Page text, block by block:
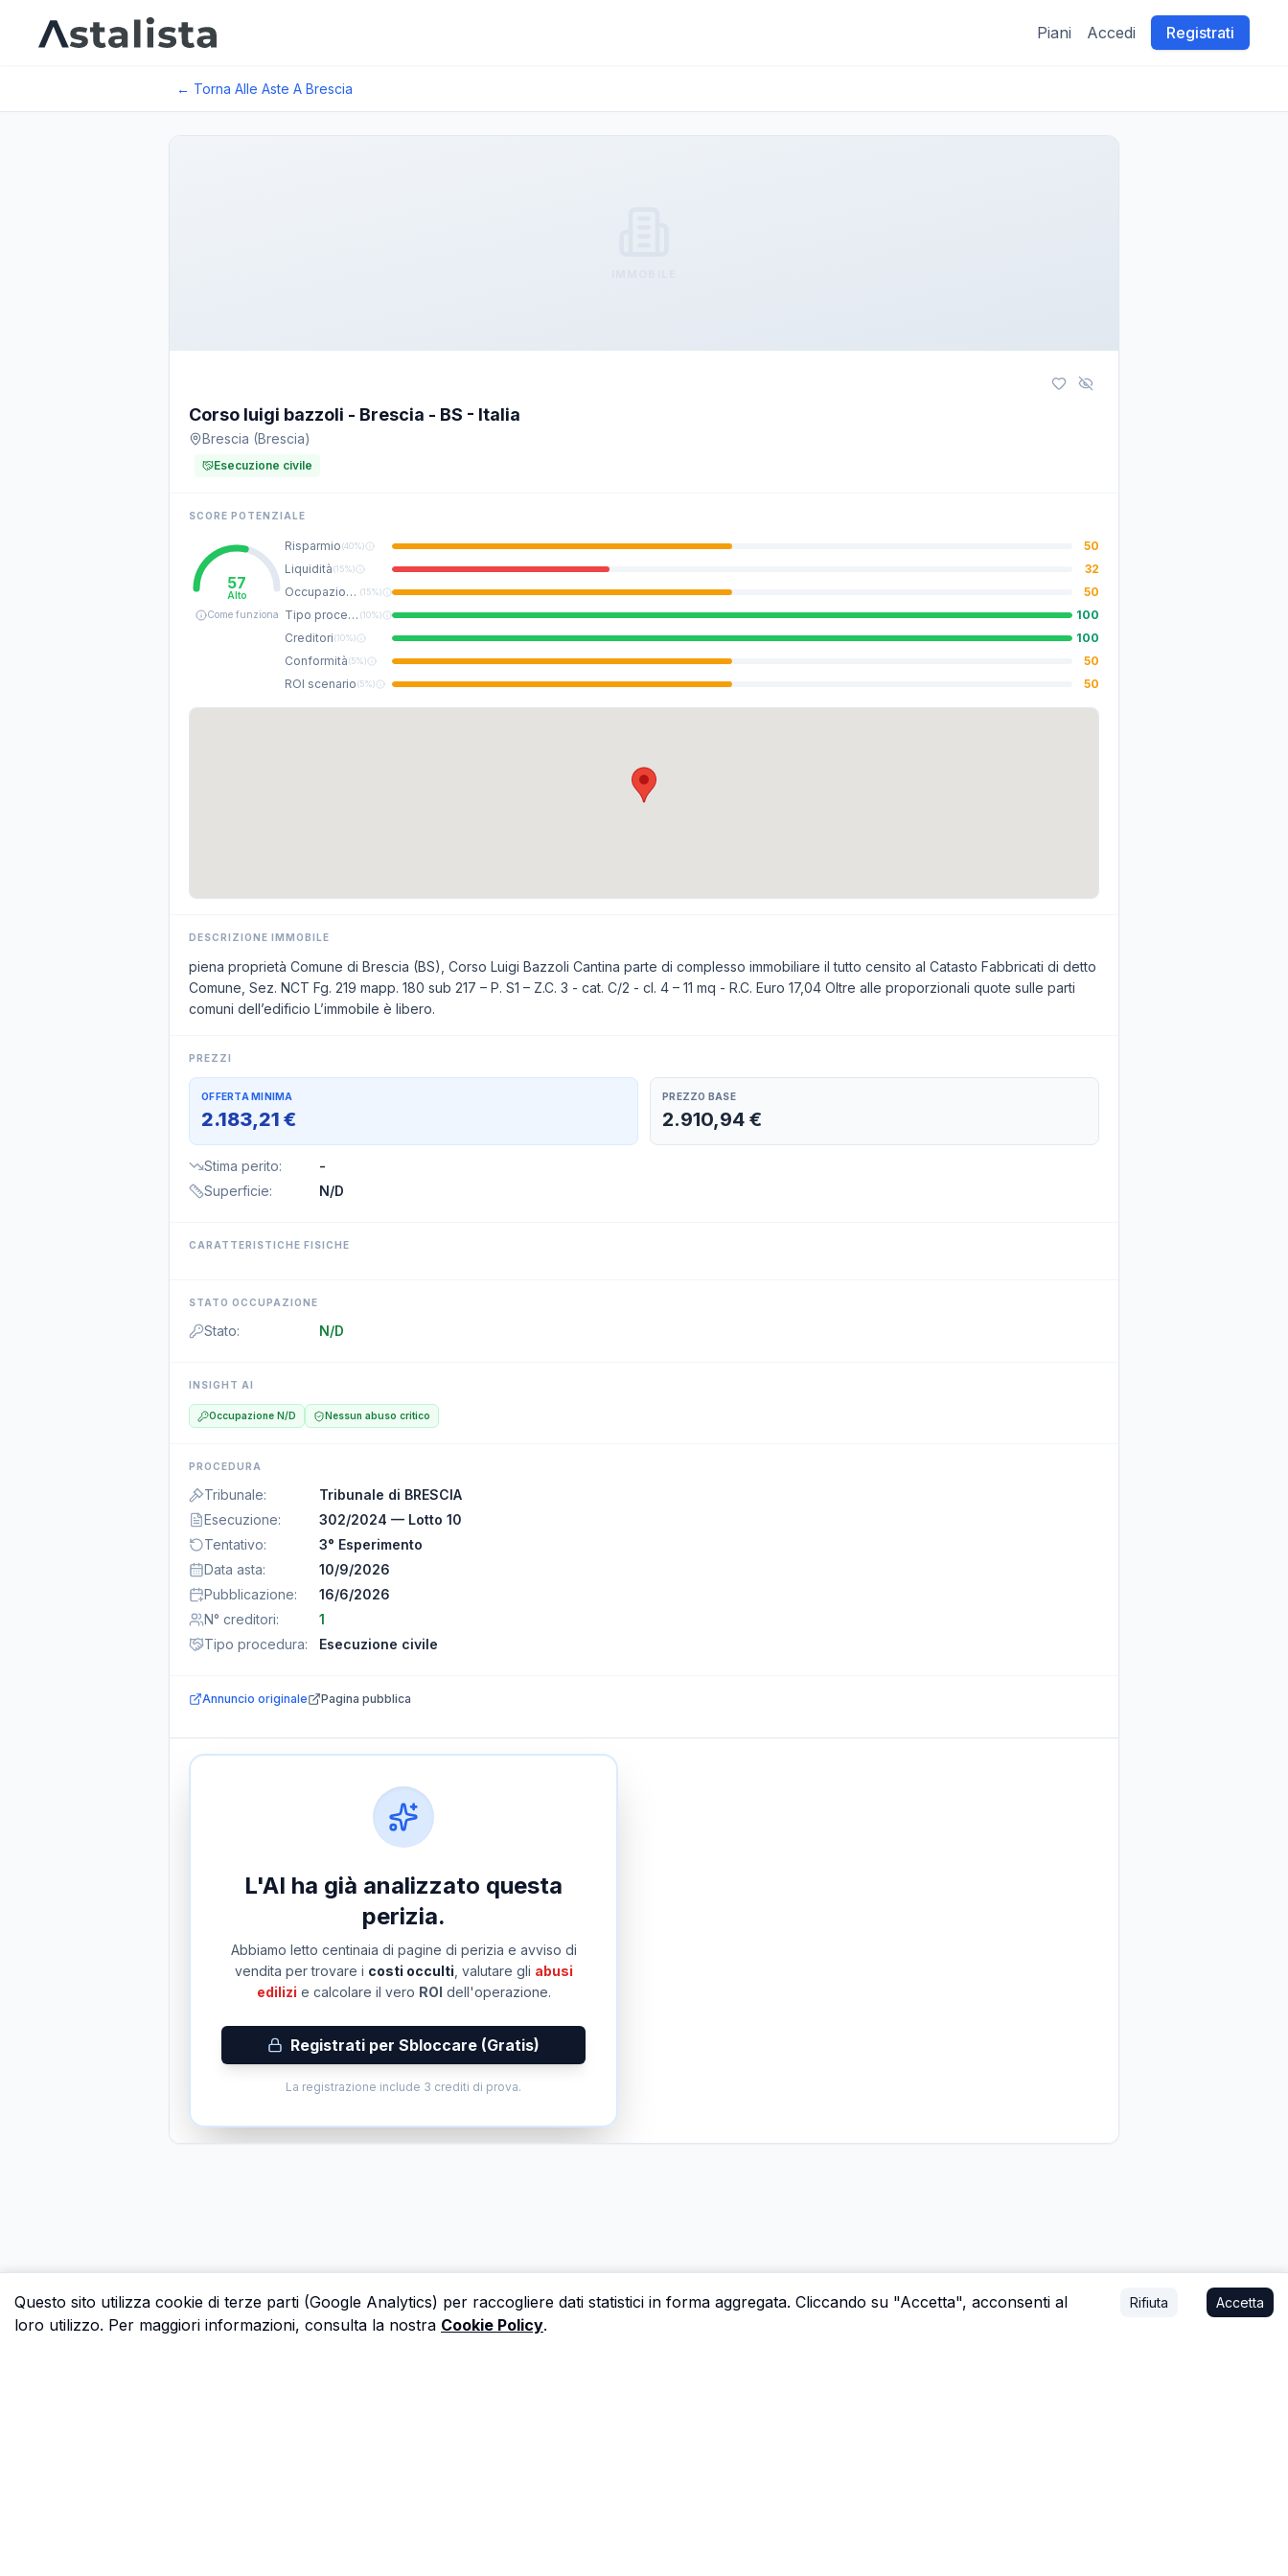
Piani Accedi Registrati
← Torna Alle Aste A Brescia
Corso luigi bazzoli - Brescia - BS - Italia
Brescia (Brescia)
Esecuzione civile
SCORE POTENZIALE
57
Alto
Come funziona
Risparmio(40%)
50
Liquidità(15%)
32
Occupazione (15%)
50
Tipo procedura (10%)
100
Creditori(10%)
100
Conformità(5%)
50
ROI scenario(5%) 50
DESCRIZIONE IMMOBILE
piena proprietà Comune di Brescia (BS), Corso Luigi Bazzoli Cantina parte di complesso immobiliare il tutto censito al Catasto Fabbricati di detto
Comune, Sez. NCT Fg. 219 mapp. 180 sub 217 – P. S1 – Z.C. 3 - cat. C/2 - cl. 4 – 11 mq - R.C. Euro 17,04 Oltre alle proporzionali quote sulle parti
comuni dell’edificio L’immobile è libero.
PREZZI
OFFERTA MINIMA
2.183,21 €
PREZZO BASE
2.910,94 €
Stima perito:
-
Superficie: N/D
CARATTERISTICHE FISICHE
STATO OCCUPAZIONE
Stato: N/D
INSIGHT AI
Occupazione N/D Nessun abuso critico
PROCEDURA
Tribunale:
Tribunale di BRESCIA
Esecuzione:
302/2024 — Lotto 10
Tentativo:
3° Esperimento
Data asta:
10/9/2026
Pubblicazione:
16/6/2026
N° creditori:
1
Tipo procedura: Esecuzione civile
Annuncio originale Pagina pubblica
L'AI ha già analizzato questa
perizia.
Abbiamo letto centinaia di pagine di perizia e avviso di
vendita per trovare i costi occulti , valutare gli abusi
edilizi e calcolare il vero ROI dell'operazione.
Registrati per Sbloccare (Gratis)
La registrazione include 3 crediti di prova.
Questo sito utilizza cookie di terze parti (Google Analytics) per raccogliere dati statistici in forma aggregata. Cliccando su "Accetta", acconsenti al
loro utilizzo. Per maggiori informazioni, consulta la nostra Cookie Policy.
Rifiuta Accetta